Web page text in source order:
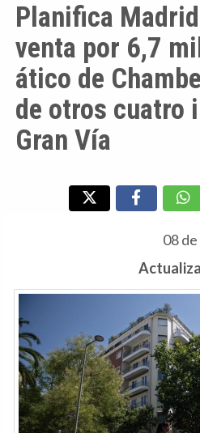
Planifica
venta por 6,7
ático de
de otros cuatro
Gran Vía
08